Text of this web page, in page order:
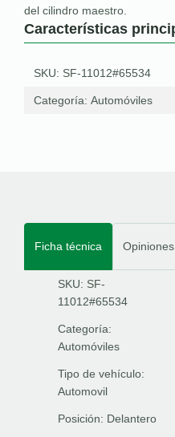
del cilindro maestro.
Características
SKU: SF-11012#65534
Categoría: Automóviles
Ficha técnica Opiniones
SKU: SF-
11012#65534
Categoría:
Automóviles
Tipo de vehículo:
Automovil
Posición: Delantero